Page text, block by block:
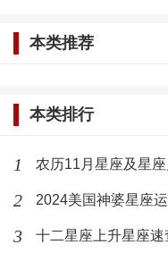
天蝎座（10月
款带有神秘感的婚纱
她们的独特魅力。
本类推荐
本类排行
1
2
3